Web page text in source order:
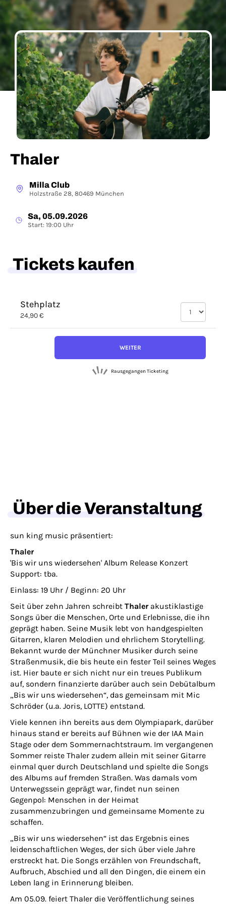
Thaler
Milla Club
Holzstraße 28, 80469 München
Sa, 05.09.2026
Start: 19:00 Uhr
Tickets kaufen
Stehplatz
24,90 €
WEITER
Rausgegangen Ticketing
Über die Veranstaltung
sun king music präsentiert:
Thaler
'Bis wir uns wiedersehen' Album Release Konzert
Support: tba.
Einlass: 19 Uhr / Beginn: 20 Uhr
Seit über zehn Jahren schreibt Thaler akustiklastige
Songs über die Menschen, Orte und Erlebnisse, die ihn
geprägt haben. Seine Musik lebt von handgespielten
Gitarren, klaren Melodien und ehrlichem Storytelling.
Bekannt wurde der Münchner Musiker durch seine
Straßenmusik, die bis heute ein fester Teil seines Weges
ist. Hier baute er sich nicht nur ein treues Publikum
auf, sondern finanzierte darüber auch sein Debütalbum
„Bis wir uns wiedersehen“, das gemeinsam mit Mic
Schröder (u.a. Joris, LOTTE) entstand.
Viele kennen ihn bereits aus dem Olympiapark, darüber
hinaus stand er bereits auf Bühnen wie der IAA Main
Stage oder dem Sommernachtstraum. Im vergangenen
Sommer reiste Thaler zudem allein mit seiner Gitarre
einmal quer durch Deutschland und spielte die Songs
des Albums auf fremden Straßen. Was damals vom
Unterwegssein geprägt war, findet nun seinen
Gegenpol: Menschen in der Heimat
zusammenzubringen und gemeinsame Momente zu
schaffen.
„Bis wir uns wiedersehen“ ist das Ergebnis eines
leidenschaftlichen Weges, der sich über viele Jahre
erstreckt hat. Die Songs erzählen von Freundschaft,
Aufbruch, Abschied und all den Dingen, die einem ein
Leben lang in Erinnerung bleiben.
Am 05.09. feiert Thaler die Veröffentlichung seines